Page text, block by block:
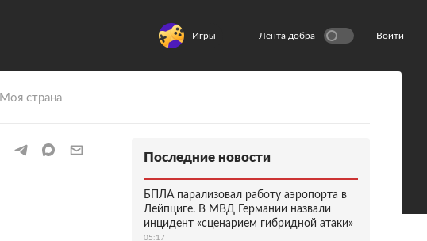
Игры Лента добра Войти
Моя страна
Последние новости
БПЛА парализовал работу аэропорта в
Лейпциге. В МВД Германии назвали
инцидент «сценарием гибридной атаки»
05:17